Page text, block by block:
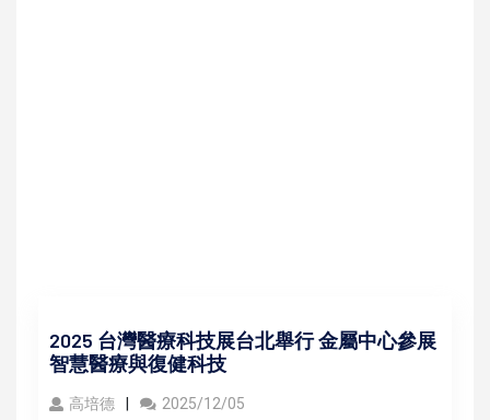
2025 台灣醫療科技展台北舉行 金屬中心參展
智慧醫療與復健科技
高培德 2025/12/05